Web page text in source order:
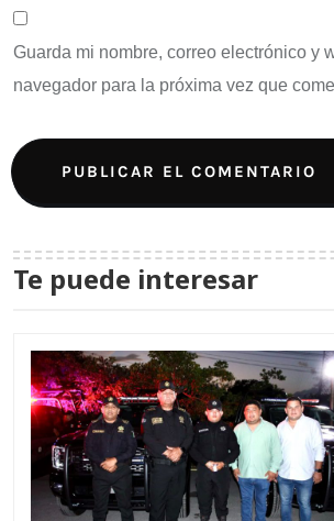
Guarda mi nombre, correo electrónico y
navegador para la próxima vez que
Te puede interesar